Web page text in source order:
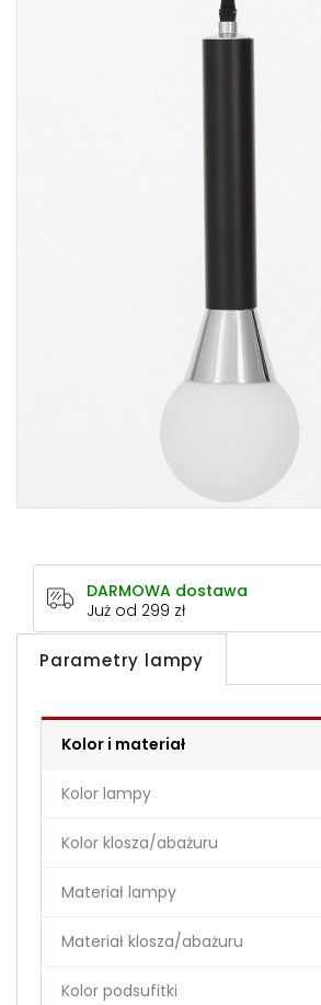
DARMOWA dostawa
Już od 299 zł
Parametry lampy
Kolor i materiał
Kolor lampy
Kolor klosza/abażuru
Materiał lampy
Materiał klosza/abażuru
Kolor podsufitki